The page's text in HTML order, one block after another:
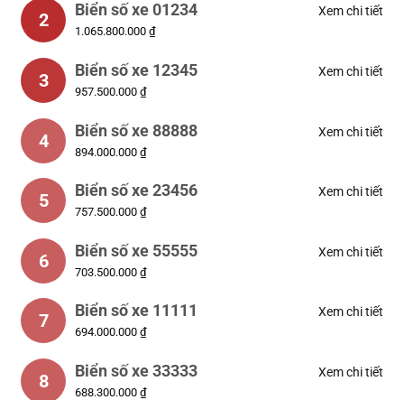
2 Biển số xe 01234
1.065.800.000 ₫
Xem chi tiết
3 Biển số xe 12345
957.500.000 ₫
Xem chi tiết
4 Biển số xe 88888
894.000.000 ₫
Xem chi tiết
5 Biển số xe 23456
757.500.000 ₫
Xem chi tiết
6 Biển số xe 55555
703.500.000 ₫
Xem chi tiết
7 Biển số xe 11111
694.000.000 ₫
Xem chi tiết
8 Biển số xe 33333
688.300.000 ₫
Xem chi tiết